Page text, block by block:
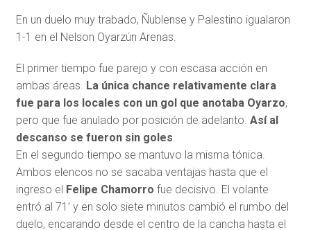
En un duelo muy trabado, Ñublense y Palestino igualaron
1-1 en el Nelson Oyarzún Arenas.
El primer tiempo fue parejo y con escasa acción en
ambas áreas. La única chance relativamente clara
fue para los locales con un gol que anotaba Oyarzo,
pero que fue anulado por posición de adelanto. Así al
descanso se fueron sin goles.
En el segundo tiempo se mantuvo la misma tónica.
Ambos elencos no se sacaba ventajas hasta que el
ingreso el Felipe Chamorro fue decisivo. El volante
entró al 71’ y en solo siete minutos cambió el rumbo del
duelo, encarando desde el centro de la cancha hasta el